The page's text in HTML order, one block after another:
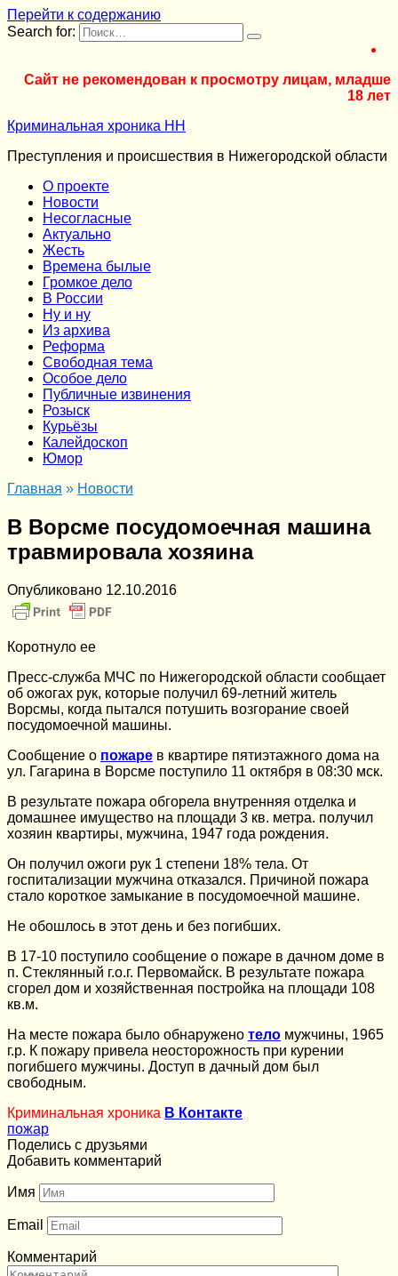
Перейти к содержанию
Search for:
Сайт не рекомендован к просмотру лицам, младше
18 лет
Криминальная хроника НН
Преступления и происшествия в Нижегородской области
О проекте
Новости
Несогласные
Актуально
Жесть
Времена былые
Громкое дело
В России
Ну и ну
Из архива
Реформа
Cвободная тема
Особое дело
Публичные извинения
Розыск
Курьёзы
Калейдоскоп
Юмор
Главная » Новости
В Ворсме посудомоечная машина
травмировала хозяина
Опубликовано 12.10.2016
Коротнуло ее
Пресс-служба МЧС по Нижегородской области сообщает
об ожогах рук, которые получил 69-летний житель
Ворсмы, когда пытался потушить возгорание своей
посудомоечной машины.
Сообщение о пожаре в квартире пятиэтажного дома на
ул. Гагарина в Ворсме поступило 11 октября в 08:30 мск.
В результате пожара обгорела внутренняя отделка и
домашнее имущество на площади 3 кв. метра. получил
хозяин квартиры, мужчина, 1947 года рождения.
Он получил ожоги рук 1 степени 18% тела. От
госпитализации мужчина отказался. Причиной пожара
стало короткое замыкание в посудомоечной машине.
Не обошлось в этот день и без погибших.
В 17-10 поступило сообщение о пожаре в дачном доме в
п. Стеклянный г.о.г. Первомайск. В результате пожара
сгорел дом и хозяйственная постройка на площади 108
кв.м.
На месте пожара было обнаружено тело мужчины, 1965
г.р. К пожару привела неосторожность при курении
погибшего мужчины. Доступ в дачный дом был
свободным.
Криминальная хроника В Контакте
пожар
Поделись с друзьями
Добавить комментарий
Имя
Email
Комментарий